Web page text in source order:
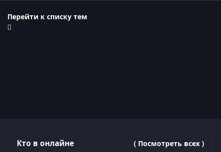
Перейти к списку тем
Кто в онлайне ( Посмотреть всех )